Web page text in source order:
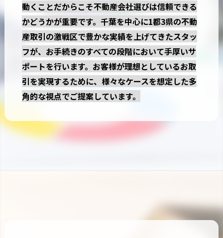
動くことだからこそ不動産会社選びは信頼できる
かどうかが重要です。千葉を中心に1都3県の不動
産取引の激戦区で豊かな実績を上げてきたスタッ
フが、お手続きのすべての段階において手厚いサ
ポートを行います。お客様が理想としているお取
引を実現するために、様々なケースを想定した多
角的な視点でご提案しています。